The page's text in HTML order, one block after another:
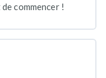
commencer !